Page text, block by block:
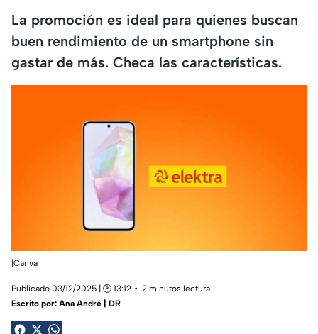
La promoción es ideal para quienes buscan
buen rendimiento de un smartphone sin
gastar de más. Checa las características.
|Canva
Publicado 03/12/2025 | 🕑 13:12
2 minutos lectura
Escrito por: Ana André | DR